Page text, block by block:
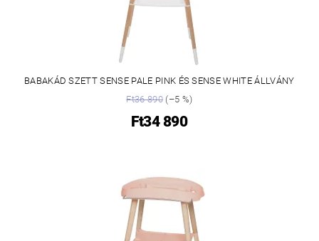
BABAKÁD SZETT SENSE PALE PINK ÉS SENSE WHITE ÁLLVÁNY
Ft36 890(–5 %)
Ft34 890